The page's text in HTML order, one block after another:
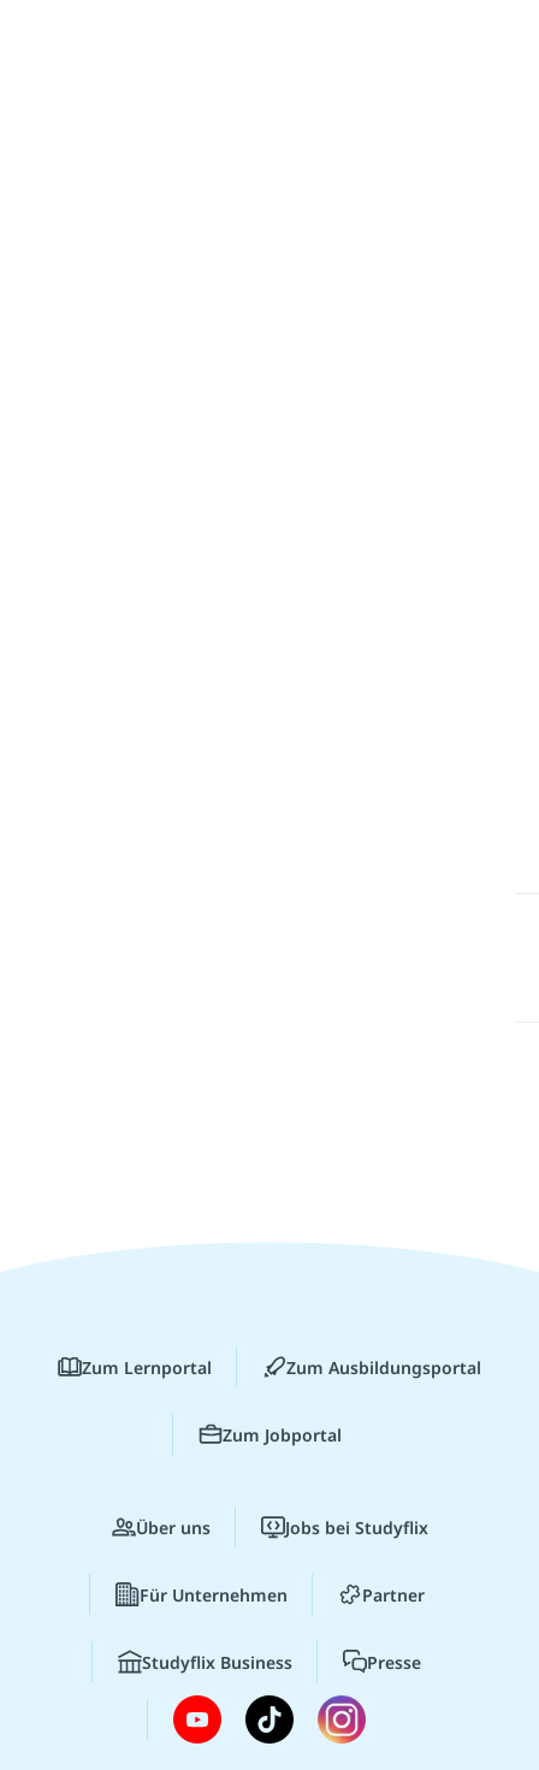
Zum Lernportal Zum Ausbildungsportal
Zum Jobportal
Über uns Jobs bei Studyflix
Für Unternehmen Partner
Studyflix Business Presse